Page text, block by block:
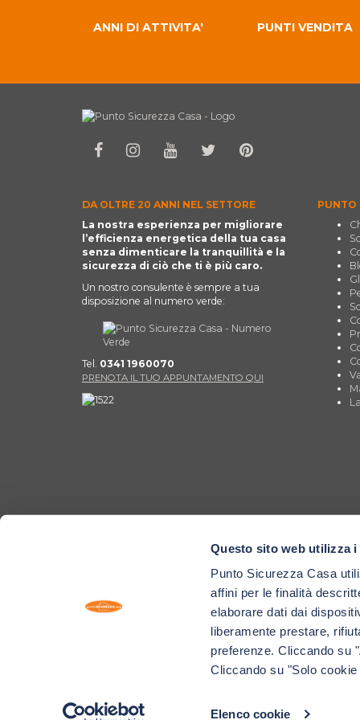
Questo sito web utilizza i
Punto Sicurezza Casa
affini per le finalità
elaborare dati dai
liberamente prestare,
preferenze. Cliccando su
Cliccando su "Solo
Elenco cookie
ANNI DI ATTIVITA' PUNTI VENDITA
DA OLTRE 20 ANNI NEL SETTORE
La nostra esperienza per migliorare
l’efficienza energetica della tua casa
senza dimenticare la tranquillità e la
sicurezza di ciò che ti è più caro.
Un nostro consulente è sempre a tua
disposizione al numero verde:
Tel. 0341 1960070
PRENOTA IL TUO APPUNTAMENTO QUI
PUNTO
Tutti i materiali (testi, immagini, grafica, video, layout e
© 2005-2024 Punto Sicurezza Casa s.r.l. | P. IVA